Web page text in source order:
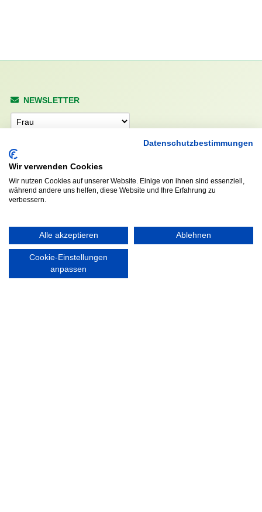
NEWSLETTER
Anrede
Walddörfer Sportverein
Halenreie 32-34
22359 Hamburg
Tel. 040 / 64 50 62 - 0
info@walddoerfer-sv.de
Mo. – Fr. 8:00 – 22:00 Uhr
Datenschutzbestimmungen
Wir verwenden Cookies
Wir nutzen Cookies auf unserer Website. Einige von ihnen sind essenziell,
während andere uns helfen, diese Website und Ihre Erfahrung zu
verbessern.
Alle akzeptieren Ablehnen
Cookie-Einstellungen
anpassen